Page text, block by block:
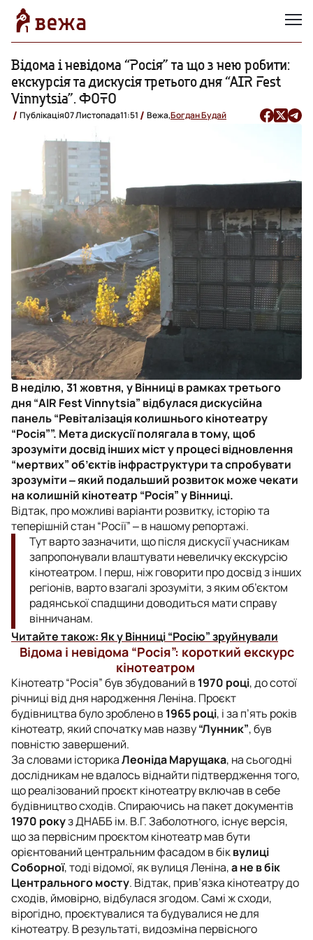
Відома і невідома “Росія” та що з нею робити:
екскурсія та дискусія третього дня “AIR Fest
Vinnytsia”. ФОТО
Публікація07 Листопада11:51 Вежа,Богдан Будай
В неділю, 31 жовтня, у Вінниці в рамках третього
дня “AIR Fest Vinnytsia” відбулася дискусійна
панель “Ревіталізація колишнього кінотеатру
“Росія””. Мета дискусії полягала в тому, щоб
зрозуміти досвід інших міст у процесі відновлення
“мертвих” об’єктів інфраструктури та спробувати
зрозуміти ‒ який подальший розвиток може чекати
на колишній кінотеатр “Росія” у Вінниці.
Відтак, про можливі варіанти розвитку, історію та
теперішній стан “Росії” ‒ в нашому репортажі.
Тут варто зазначити, що після дискусії учасникам
запропонували влаштувати невеличку екскурсію
кінотеатром. І перш, ніж говорити про досвід з інших
регіонів, варто взагалі зрозуміти, з яким об’єктом
радянської спадщини доводиться мати справу
вінничанам.
Читайте також:Як у Вінниці “Росію” зруйнували
Відома і невідома “Росія”: короткий екскурс
кінотеатром
Кінотеатр “Росія” був збудований в 1970 році, до сотої
річниці від дня народження Леніна. Проєкт
будівництва було зроблено в 1965 році, і за п’ять років
кінотеатр, який спочатку мав назву“Лунник”, був
повністю завершений.
За словами історикаЛеоніда Марущака, на сьогодні
дослідникам не вдалось віднайти підтвердження того,
що реалізований проєкт кінотеатру включав в себе
будівництво сходів. Спираючись на пакет документів
1970 рокуз ДНАББ ім. В.Г. Заболотного, існує версія,
що за первісним проєктом кінотеатр мав бути
орієнтований центральним фасадом в біквулиці
Соборної, тоді відомої, як вулиця Леніна,а не в бік
Центрального мосту. Відтак, прив’язка кінотеатру до
сходів, ймовірно, відбулася згодом. Самі ж сходи,
вірогідно, проєктувалися та будувалися не для
кінотеатру. В результаті, видозміна первісного